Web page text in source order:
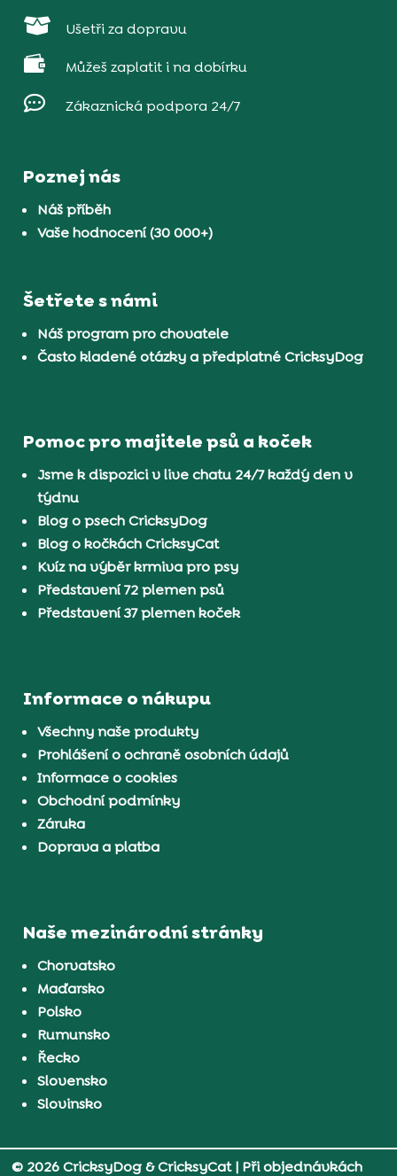
 Ušetři za dopravu
 Můžeš zaplatit i na dobírku
 Zákaznická podpora 24/7
Poznej nás
Náš příběh
Vaše hodnocení (30 000+)
Šetřete s námi
Náš program pro chovatele
Často kladené otázky a předplatné CricksyDog
Pomoc pro majitele psů a koček
Jsme k dispozici v live chatu 24/7 každý den v
týdnu
Blog o psech CricksyDog
Blog o kočkách CricksyCat
Kvíz na výběr krmiva pro psy
Představení 72 plemen psů
Představení 37 plemen koček
Informace o nákupu
Všechny naše produkty
Prohlášení o ochraně osobních údajů
Informace o cookies
Obchodní podmínky
Záruka
Doprava a platba
Naše mezinárodní stránky
Chorvatsko
Maďarsko
Polsko
Rumunsko
Řecko
Slovensko
Slovinsko
© 2026 CricksyDog & CricksyCat| Při objednávkách